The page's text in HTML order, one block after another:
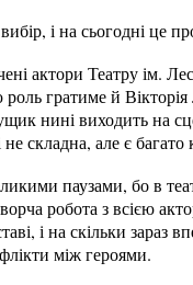
і на сьогодні це
актори Театру ім.
гратиме й
нині виходить на
складна, але є
паузами, бо в
робота з всією
і на скільки зараз
між героями.